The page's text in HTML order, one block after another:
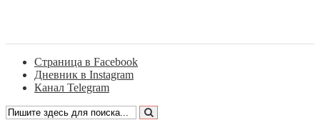
Страница в Facebook
Дневник в Instagram
Канал Telegram